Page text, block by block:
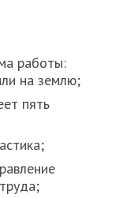
работы:
на землю;
пять